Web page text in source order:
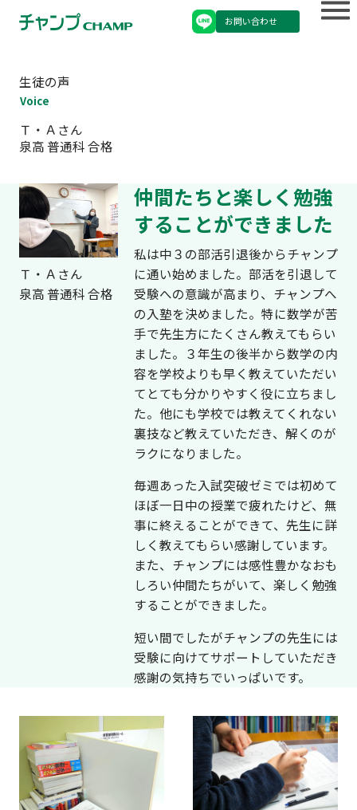
お問い合わせ
生徒の声
Voice
Ｔ・Ａさん
泉高 普通科 合格
Ｔ・Ａさん
泉高 普通科 合格
仲間たちと楽しく勉強
することができました
私は中３の部活引退後からチャンプ
に通い始めました。部活を引退して
受験への意識が高まり、チャンプへ
の入塾を決めました。特に数学が苦
手で先生方にたくさん教えてもらい
ました。３年生の後半から数学の内
容を学校よりも早く教えていただい
てとても分かりやすく役に立ちまし
た。他にも学校では教えてくれない
裏技など教えていただき、解くのが
ラクになりました。
毎週あった入試突破ゼミでは初めて
ほぼ一日中の授業で疲れたけど、無
事に終えることができて、先生に詳
しく教えてもらい感謝しています。
また、チャンプには感性豊かなおも
しろい仲間たちがいて、楽しく勉強
することができました。
短い間でしたがチャンプの先生には
受験に向けてサポートしていただき
感謝の気持ちでいっぱいです。